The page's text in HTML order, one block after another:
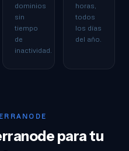
dominios
sin
tiempo
de
inactividad.
horas,
todos
los días
del año.
para tu